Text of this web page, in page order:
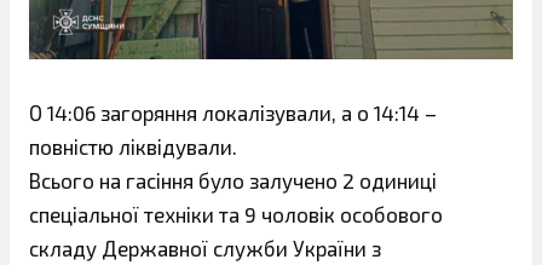
О 14:06 загоряння локалізували, а о 14:14 –
повністю ліквідували.
Всього на гасіння було залучено 2 одиниці
спеціальної техніки та 9 чоловік особового
складу Державної служби України з